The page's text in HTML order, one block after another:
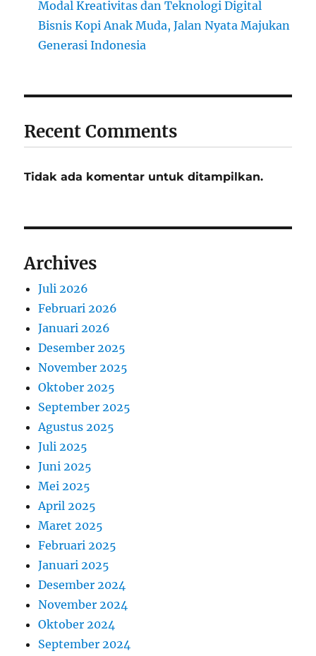
Modal Kreativitas dan Teknologi Digital
Bisnis Kopi Anak Muda, Jalan Nyata Majukan
Generasi Indonesia
Recent Comments
Tidak ada komentar untuk ditampilkan.
Archives
Juli 2026
Februari 2026
Januari 2026
Desember 2025
November 2025
Oktober 2025
September 2025
Agustus 2025
Juli 2025
Juni 2025
Mei 2025
April 2025
Maret 2025
Februari 2025
Januari 2025
Desember 2024
November 2024
Oktober 2024
September 2024